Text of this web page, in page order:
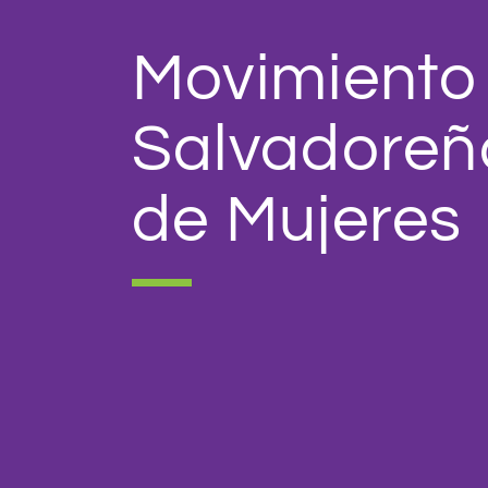
Movimiento
de Mujeres